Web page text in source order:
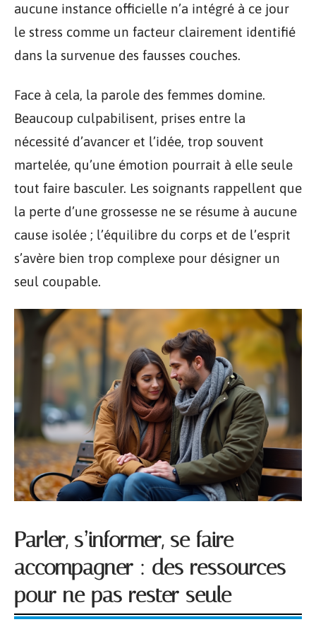
aucune instance officielle n’a intégré à ce jour
le stress comme un facteur clairement identifié
dans la survenue des fausses couches.
Face à cela, la parole des femmes domine.
Beaucoup culpabilisent, prises entre la
nécessité d’avancer et l’idée, trop souvent
martelée, qu’une émotion pourrait à elle seule
tout faire basculer. Les soignants rappellent que
la perte d’une grossesse ne se résume à aucune
cause isolée ; l’équilibre du corps et de l’esprit
s’avère bien trop complexe pour désigner un
seul coupable.
Parler, s’informer, se faire
accompagner : des ressources
pour ne pas rester seule